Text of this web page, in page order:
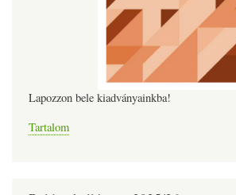
Lapozzon bele kiadványainkba!
Tartalom